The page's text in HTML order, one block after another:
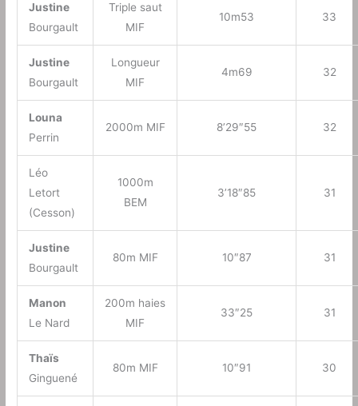
Justine
Bourgault
Triple saut
MIF
10m53 33
Justine
Bourgault
Longueur
MIF
4m69 32
Louna
Perrin
2000m MIF 8’29″55 32
Léo
Letort
(Cesson)
1000m
BEM
3’18″85 31
Justine
Bourgault
80m MIF 10″87 31
Manon
Le Nard
200m haies
MIF
33″25 31
Thaïs
Ginguené
80m MIF 10″91 30